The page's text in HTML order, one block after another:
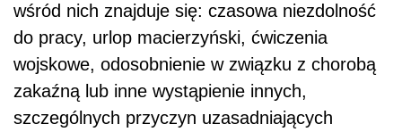
wśród nich znajduje się: czasowa niezdolność
do pracy, urlop macierzyński, ćwiczenia
wojskowe, odosobnienie w związku z chorobą
zakaźną lub inne wystąpienie innych,
szczególnych przyczyn uzasadniających